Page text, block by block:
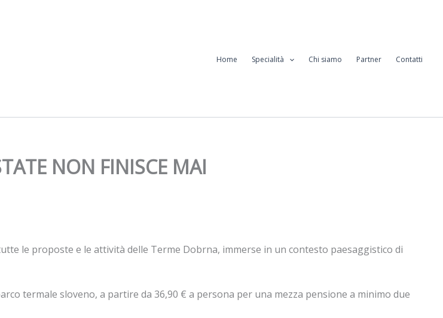
Home Specialità Chi siamo Partner Contatti
NON FINISCE MAI
le proposte e le attività delle Terme Dobrna, immerse in un contesto paesaggistico di
termale sloveno, a partire da 36,90 € a persona per una mezza pensione a minimo due